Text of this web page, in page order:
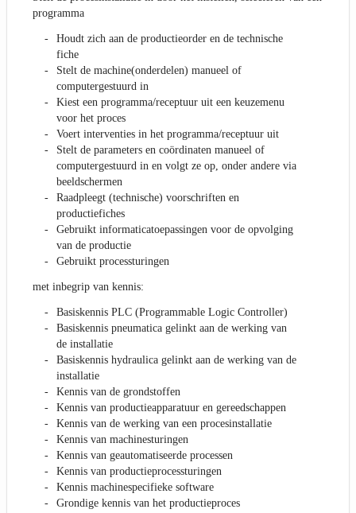
programma
Houdt zich aan de productieorder en de technische
fiche
Stelt de machine(onderdelen) manueel of
computergestuurd in
Kiest een programma/receptuur uit een keuzemenu
voor het proces
Voert interventies in het programma/receptuur uit
Stelt de parameters en coördinaten manueel of
computergestuurd in en volgt ze op, onder andere via
beeldschermen
Raadpleegt (technische) voorschriften en
productiefiches
Gebruikt informaticatoepassingen voor de opvolging
van de productie
Gebruikt processturingen
met inbegrip van kennis:
Basiskennis PLC (Programmable Logic Controller)
Basiskennis pneumatica gelinkt aan de werking van
de installatie
Basiskennis hydraulica gelinkt aan de werking van de
installatie
Kennis van de grondstoffen
Kennis van productieapparatuur en gereedschappen
Kennis van de werking van een procesinstallatie
Kennis van machinesturingen
Kennis van geautomatiseerde processen
Kennis van productieprocessturingen
Kennis machinespecifieke software
Grondige kennis van het productieproces